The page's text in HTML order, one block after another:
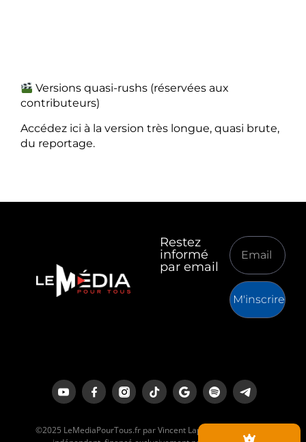
Versions quasi-rushs (réservées aux
contributeurs)
Accédez ici à la version très longue, quasi brute,
du reportage.
Restez
informé
par email
M'inscrire
©2025 LeMediaPourTous.fr par Vincent Lapierre est un média